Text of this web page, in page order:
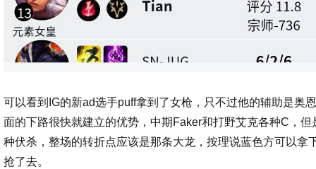
可以看到IG的新ad选手puff拿到了女枪，只不过他的辅助是奥
面的下路很快就建立的优势，中期Faker和打野艾克各种C，
种伏杀，整场的转折点应该是那条大龙，按理说蓝色方可以拿
抢了去。